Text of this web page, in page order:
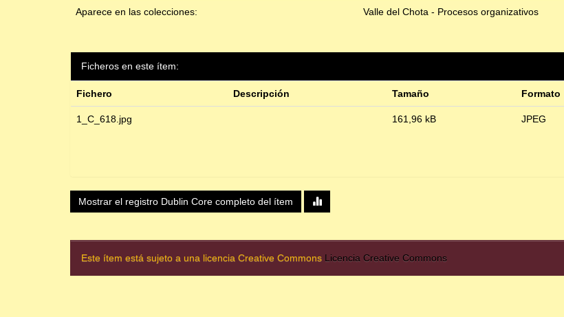
Aparece en las colecciones: Valle del Chota - Procesos organizativos
Ficheros en este ítem:
Fichero Descripción Tamaño Formato
1_C_618.jpg 161,96 kB JPEG
Mostrar el registro Dublin Core completo del ítem
Este ítem está sujeto a una licencia Creative Commons Licencia Creative Commons